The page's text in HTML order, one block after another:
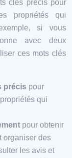
clés précis pour
propriétés qui
si vous
avec deux
ces mots clés
précis pour
qui
pour obtenir
organiser des
les avis et